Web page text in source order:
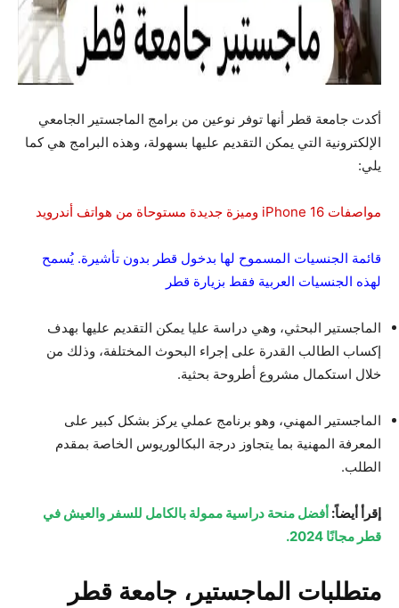
أكدت جامعة قطر أنها توفر نوعين من برامج الماجستير الجامعي
الإلكترونية التي يمكن التقديم عليها بسهولة، وهذه البرامج هي كما
يلي:
مواصفات iPhone 16 وميزة جديدة مستوحاة من هواتف أندرويد
قائمة الجنسيات المسموح لها بدخول قطر بدون تأشيرة. يُسمح
لهذه الجنسيات العربية فقط بزيارة قطر
الماجستير البحثي، وهي دراسة عليا يمكن التقديم عليها بهدف
إكساب الطالب القدرة على إجراء البحوث المختلفة، وذلك من
خلال استكمال مشروع أطروحة بحثية.
الماجستير المهني، وهو برنامج عملي يركز بشكل كبير على
المعرفة المهنية بما يتجاوز درجة البكالوريوس الخاصة بمقدم
الطلب.
إقرأ أيضاً: أفضل منحة دراسية ممولة بالكامل للسفر والعيش في
قطر مجانًا 2024.
متطلبات الماجستير، جامعة قطر